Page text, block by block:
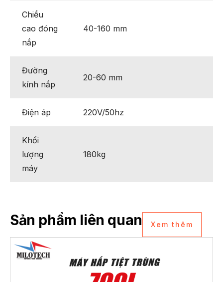
Chiều
cao đóng
nắp
40-160 mm
Đường
kính nắp
20-60 mm
Điện áp 220V/50hz
Khối
lượng
máy
180kg
Sản phẩm liên quan Xem thêm